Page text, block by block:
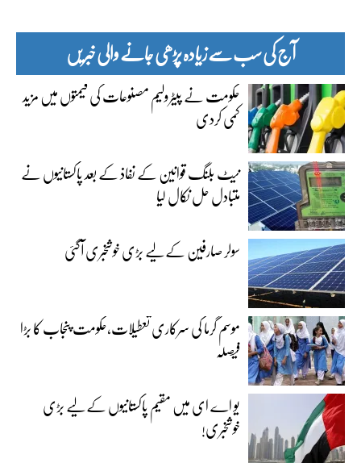
آج کی سب سے زیادہ پڑھی جانے والی خبریں
حکومت نے پیٹرولیم مصنوعات کی قیمتوں میں مزید
کمی کردی
نیٹ بلنگ قوانین کے نفاذ کے بعد پاکستانیوں نے
متبادل حل نکال لیا
سولر صارفین کے لیے بڑی خوشخبری آگئی
موسم گرما کی سرکاری تعطیلات،حکومت پنجاب کا بڑا
فیصلہ
یو اے ای میں مقیم پاکستانیوں کے لیے بڑی
خوشخبری!